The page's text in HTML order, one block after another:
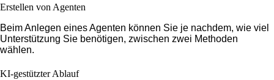
Erstellen von Agenten
Beim Anlegen eines Agenten können Sie je nachdem, wie viel
Unterstützung Sie benötigen, zwischen zwei Methoden
wählen.
KI-gestützter Ablauf